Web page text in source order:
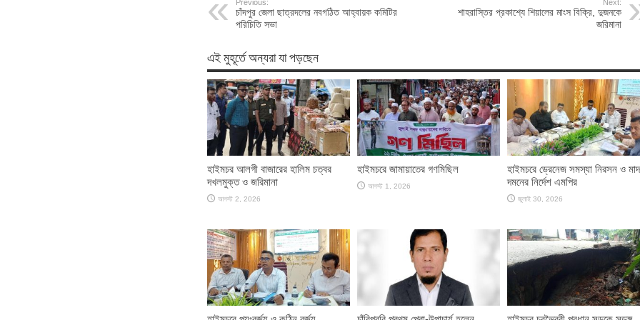
Previous:
চাঁদপুর জেলা ছাত্রদলের নবগঠিত আহ্বায়ক কমিটির
পরিচিতি সভা
Next:
শাহরাস্তির প্রকাশ্যে শিয়ালের মাংস বিক্রি, দুজনকে
জরিমানা
এই মুহূর্তে অন্যরা যা পড়ছেন
হাইমচর আলগী বাজারের হালিম চত্বর
দখলমুক্ত ও জরিমানা
আগস্ট 2, 2026
হাইমচরে জামায়াতের গণমিছিল
আগস্ট 1, 2026
হাইমচরে ড্রেনেজ সমস্যা নিরসন ও
দমনের নির্দেশ এমপির
জুলাই 30, 2026